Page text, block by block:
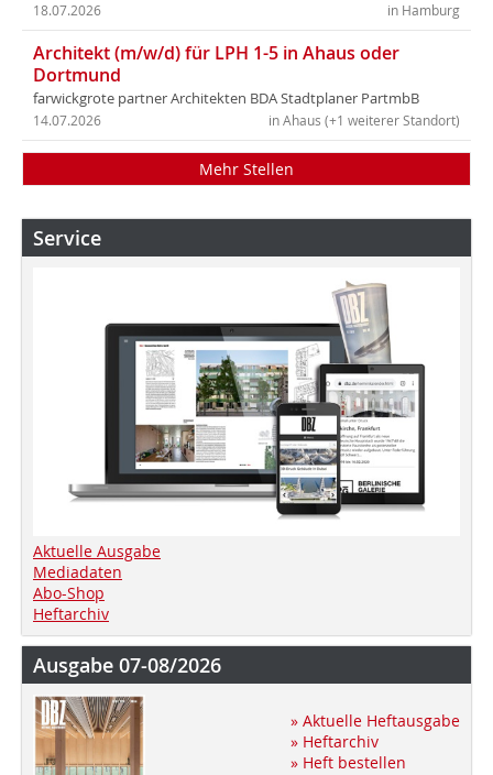
in Hamburg
18.07.2026
Architekt (m/w/d) für LPH 1-5 in Ahaus oder
Dortmund
farwickgrote partner Architekten BDA Stadtplaner PartmbB
in Ahaus (+1 weiterer Standort)
14.07.2026
Mehr Stellen
Service
Aktuelle Ausgabe
Mediadaten
Abo-Shop
Heftarchiv
Ausgabe 07-08/2026
» Aktuelle Heftausgabe
» Heftarchiv
» Heft bestellen